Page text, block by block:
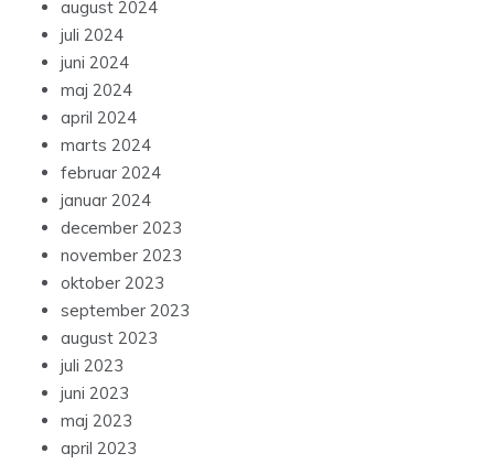
august 2024
juli 2024
juni 2024
maj 2024
april 2024
marts 2024
februar 2024
januar 2024
december 2023
november 2023
oktober 2023
september 2023
august 2023
juli 2023
juni 2023
maj 2023
april 2023